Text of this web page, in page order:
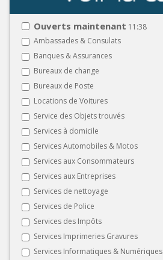
Ouverts maintenant 11:38
Ambassades & Consulats
Banques & Assurances
Bureaux de change
Bureaux de Poste
Locations de Voitures
Service des Objets trouvés
Services à domicile
Services Automobiles & Motos
Services aux Consommateurs
Services aux Entreprises
Services de nettoyage
Services de Police
Services des Impôts
Services Imprimeries Gravures
Services Informatiques & Numériques